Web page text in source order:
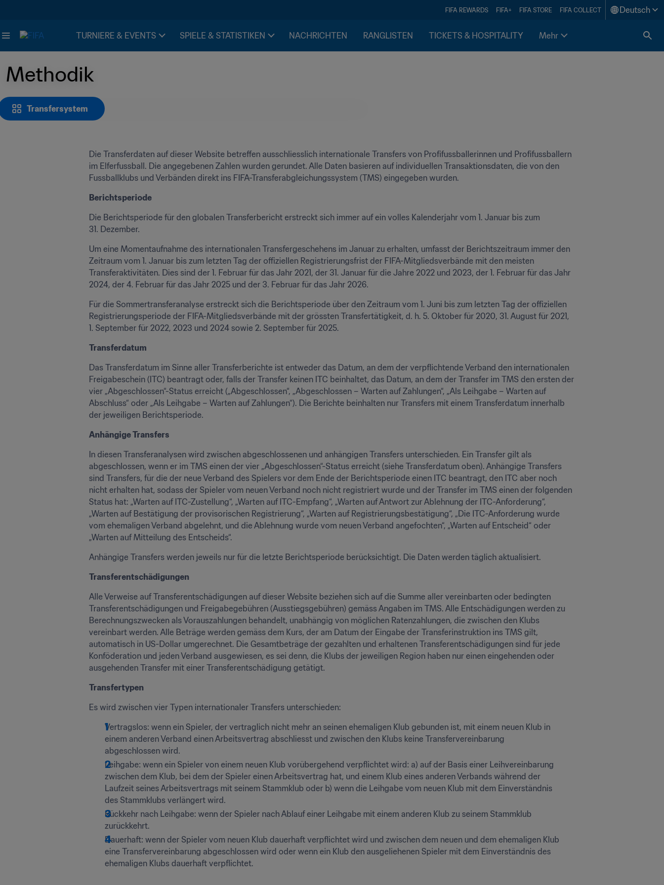
FIFA REWARDS FIFA+ FIFA STORE FIFA COLLECT Deutsch
TURNIERE & EVENTS SPIELE & STATISTIKEN NACHRICHTEN RANGLISTEN TICKETS & HOSPITALITY Mehr
Transfersystem
Methodik
Die Transferdaten auf dieser Website betreffen ausschliesslich internationale Transfers von Profifussballerinnen und Profifussballern
im Elferfussball. Die angegebenen Zahlen wurden gerundet. Alle Daten basieren auf individuellen Transaktionsdaten, die von den
Fussballklubs und Verbänden direkt ins FIFA-Transferabgleichungssystem (TMS) eingegeben wurden.
Berichtsperiode
Die Berichtsperiode für den globalen Transferbericht erstreckt sich immer auf ein volles Kalenderjahr vom 1. Januar bis zum
31. Dezember.
Um eine Momentaufnahme des internationalen Transfergeschehens im Januar zu erhalten, umfasst der Berichtszeitraum immer den
Zeitraum vom 1. Januar bis zum letzten Tag der offiziellen Registrierungsfrist der FIFA-Mitgliedsverbände mit den meisten
Transferaktivitäten. Dies sind der 1. Februar für das Jahr 2021, der 31. Januar für die Jahre 2022 und 2023, der 1. Februar für das Jahr
2024, der 4. Februar für das Jahr 2025 und der 3. Februar für das Jahr 2026.
Für die Sommertransferanalyse erstreckt sich die Berichtsperiode über den Zeitraum vom 1. Juni bis zum letzten Tag der offiziellen
Registrierungsperiode der FIFA-Mitgliedsverbände mit der grössten Transfertätigkeit, d. h. 5. Oktober für 2020, 31. August für 2021,
1. September für 2022, 2023 und 2024 sowie 2. September für 2025.
Transferdatum
Das Transferdatum im Sinne aller Transferberichte ist entweder das Datum, an dem der verpflichtende Verband den internationalen
Freigabeschein (ITC) beantragt oder, falls der Transfer keinen ITC beinhaltet, das Datum, an dem der Transfer im TMS den ersten der
vier „Abgeschlossen“-Status erreicht („Abgeschlossen“, „Abgeschlossen – Warten auf Zahlungen“, „Als Leihgabe – Warten auf
Abschluss“ oder „Als Leihgabe – Warten auf Zahlungen“). Die Berichte beinhalten nur Transfers mit einem Transferdatum innerhalb
der jeweiligen Berichtsperiode.
Anhängige Transfers
In diesen Transferanalysen wird zwischen abgeschlossenen und anhängigen Transfers unterschieden. Ein Transfer gilt als
abgeschlossen, wenn er im TMS einen der vier „Abgeschlossen“-Status erreicht (siehe Transferdatum oben). Anhängige Transfers
sind Transfers, für die der neue Verband des Spielers vor dem Ende der Berichtsperiode einen ITC beantragt, den ITC aber noch
nicht erhalten hat, sodass der Spieler vom neuen Verband noch nicht registriert wurde und der Transfer im TMS einen der folgenden
Status hat: „Warten auf ITC-Zustellung“, „Warten auf ITC-Empfang“, „Warten auf Antwort zur Ablehnung der ITC-Anforderung“,
„Warten auf Bestätigung der provisorischen Registrierung“, „Warten auf Registrierungsbestätigung“, „Die ITC-Anforderung wurde
vom ehemaligen Verband abgelehnt, und die Ablehnung wurde vom neuen Verband angefochten“, „Warten auf Entscheid“ oder
„Warten auf Mitteilung des Entscheids“.
Anhängige Transfers werden jeweils nur für die letzte Berichtsperiode berücksichtigt. Die Daten werden täglich aktualisiert.
Transferentschädigungen
Alle Verweise auf Transferentschädigungen auf dieser Website beziehen sich auf die Summe aller vereinbarten oder bedingten
Transferentschädigungen und Freigabegebühren (Ausstiegsgebühren) gemäss Angaben im TMS. Alle Entschädigungen werden zu
Berechnungszwecken als Vorauszahlungen behandelt, unabhängig von möglichen Ratenzahlungen, die zwischen den Klubs
vereinbart werden. Alle Beträge werden gemäss dem Kurs, der am Datum der Eingabe der Transferinstruktion ins TMS gilt,
automatisch in US-Dollar umgerechnet. Die Gesamtbeträge der gezahlten und erhaltenen Transferentschädigungen sind für jede
Konföderation und jeden Verband ausgewiesen, es sei denn, die Klubs der jeweiligen Region haben nur einen eingehenden oder
ausgehenden Transfer mit einer Transferentschädigung getätigt.
Transfertypen
Es wird zwischen vier Typen internationaler Transfers unterschieden:
Vertragslos: wenn ein Spieler, der vertraglich nicht mehr an seinen ehemaligen Klub gebunden ist, mit einem neuen Klub in
einem anderen Verband einen Arbeitsvertrag abschliesst und zwischen den Klubs keine Transfervereinbarung
abgeschlossen wird.
Leihgabe: wenn ein Spieler von einem neuen Klub vorübergehend verpflichtet wird: a) auf der Basis einer Leihvereinbarung
zwischen dem Klub, bei dem der Spieler einen Arbeitsvertrag hat, und einem Klub eines anderen Verbands während der
Laufzeit seines Arbeitsvertrags mit seinem Stammklub oder b) wenn die Leihgabe vom neuen Klub mit dem Einverständnis
des Stammklubs verlängert wird.
Rückkehr nach Leihgabe: wenn der Spieler nach Ablauf einer Leihgabe mit einem anderen Klub zu seinem Stammklub
zurückkehrt.
Dauerhaft: wenn der Spieler vom neuen Klub dauerhaft verpflichtet wird und zwischen dem neuen und dem ehemaligen Klub
eine Transfervereinbarung abgeschlossen wird oder wenn ein Klub den ausgeliehenen Spieler mit dem Einverständnis des
ehemaligen Klubs dauerhaft verpflichtet.